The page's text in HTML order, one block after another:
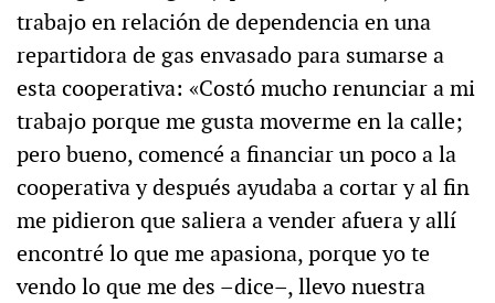
trabajo en relación de dependencia en una
repartidora de gas envasado para sumarse a
esta cooperativa: «Costó mucho renunciar a mi
trabajo porque me gusta moverme en la calle;
pero bueno, comencé a financiar un poco a la
cooperativa y después ayudaba a cortar y al fin
me pidieron que saliera a vender afuera y allí
encontré lo que me apasiona, porque yo te
vendo lo que me des –dice–, llevo nuestra